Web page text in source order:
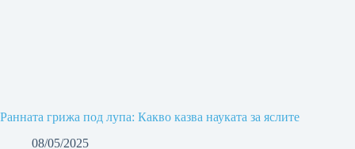
Ранната грижа под лупа: Какво казва науката за яслите
08/05/2025